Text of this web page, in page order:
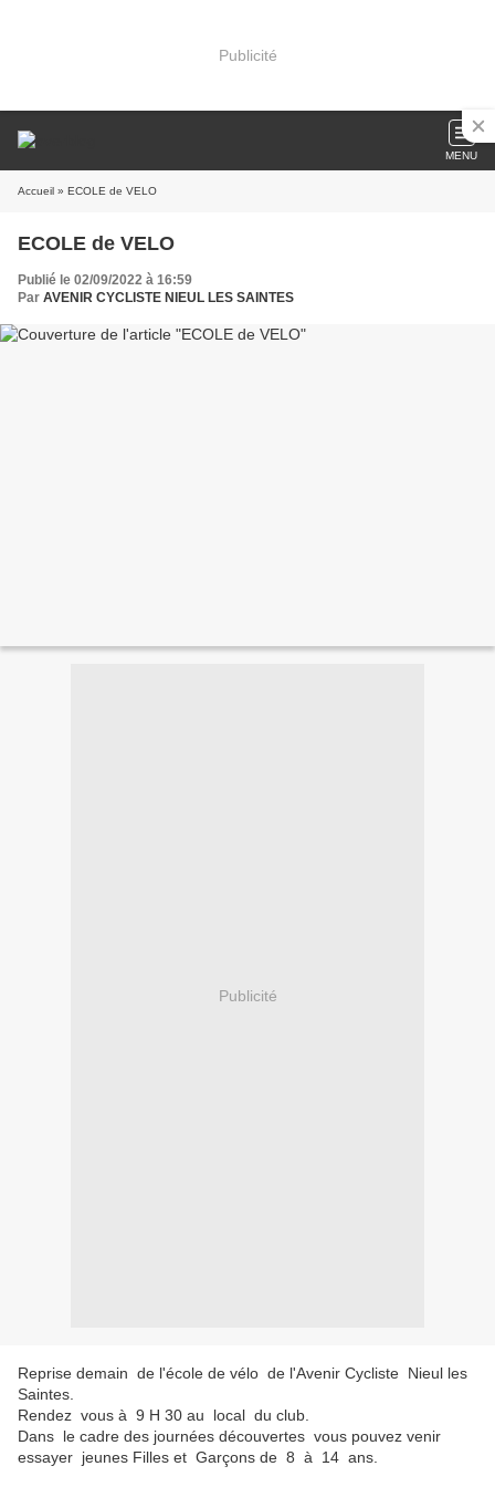
Publicité
MENU
Accueil » ECOLE de VELO
ECOLE de VELO
Publié le 02/09/2022 à 16:59
Par AVENIR CYCLISTE NIEUL LES SAINTES
Publicité
Reprise demain de l'école de vélo de l'Avenir Cycliste Nieul les
Saintes.
Rendez vous à 9 H 30 au local du club.
Dans le cadre des journées découvertes vous pouvez venir
essayer jeunes Filles et Garçons de 8 à 14 ans.